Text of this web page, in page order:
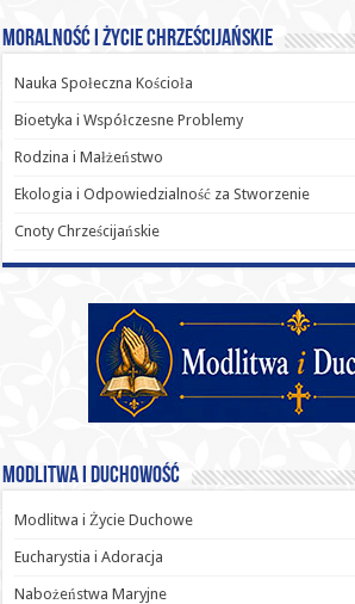
Moralność i Życie Chrześcijańskie
Nauka Społeczna Kościoła
Bioetyka i Współczesne Problemy
Rodzina i Małżeństwo
Ekologia i Odpowiedzialność za Stworzenie
Cnoty Chrześcijańskie
Modlitwa i Duchowość
Modlitwa i Życie Duchowe
Eucharystia i Adoracja
Nabożeństwa Maryjne